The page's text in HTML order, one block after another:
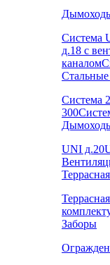
Система
д.18 с
каналом
Система
300
UNI д.20
Заборы